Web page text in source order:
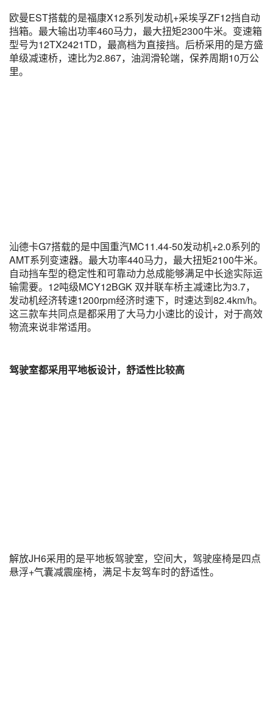
欧曼EST搭载的是福康X12系列发动机+采埃孚ZF12挡自动
挡箱。最大输出功率460马力，最大扭矩2300牛米。变速箱
型号为12TX2421TD，最高档为直接挡。后桥采用的是方盛
单级减速桥，速比为2.867，油润滑轮端，保养周期10万公
里。
汕德卡G7搭载的是中国重汽MC11.44-50发动机+2.0系列的
AMT系列变速器。最大功率440马力，最大扭矩2100牛米。
自动挡车型的稳定性和可靠动力总成能够满足中长途实际运
输需要。12吨级MCY12BGK 双并联车桥主减速比为3.7，
发动机经济转速1200rpm经济时速下，时速达到82.4km/h。
这三款车共同点是都采用了大马力小速比的设计，对于高效
物流来说非常适用。
驾驶室都采用平地板设计，舒适性比较高
解放JH6采用的是平地板驾驶室，空间大，驾驶座椅是四点
悬浮+气囊减震座椅，满足卡友驾车时的舒适性。